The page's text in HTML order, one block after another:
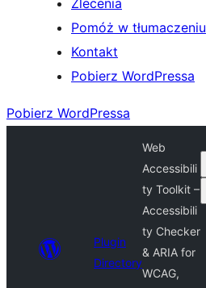
Zlecenia
Pomóż w tłumaczeniu
Kontakt
Pobierz WordPressa
Pobierz WordPressa
Plugin
Directory
Web
Accessibili
ty Toolkit –
Accessibili
ty Checker
& ARIA for
WCAG,